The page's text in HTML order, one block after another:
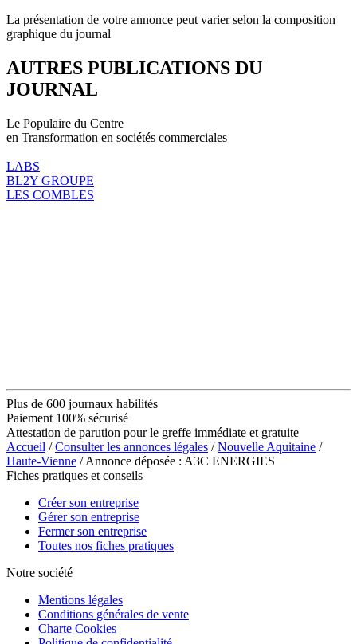
La présentation de votre annonce peut varier selon la composition
graphique du journal
AUTRES PUBLICATIONS DU
JOURNAL
Le Populaire du Centre
en Transformation en sociétés commerciales
LABS
BL2Y GROUPE
LES COMBLES
Plus de 600 journaux habilités
Paiement 100% sécurisé
Attestation de parution pour le greffe immédiate et gratuite
Accueil /Consulter les annonces légales /Nouvelle Aquitaine /
Haute-Vienne / Annonce déposée : A3C ENERGIES
Fiches pratiques et conseils
Créer son entreprise
Gérer son entreprise
Fermer son entreprise
Toutes nos fiches pratiques
Notre société
Mentions légales
Conditions générales de vente
Charte Cookies